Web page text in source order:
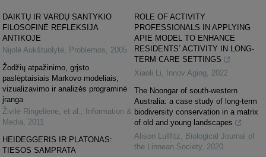
DAIKTŲ IR VARDŲ SANTYKIO
FILOSOFINĖ REFLEKSIJA
ANTIKOJE
Nijolė Aukštuolytė, Problemos, 2005
Žodžių atpažinimo, grįsto
paslėptaisiais Markovo modeliais,
vizualizavimo ir analizės programinė
įranga
Živilė Ringelienė, et al. ,
Information &
Media, 2011
HEIDEGGERIS IR PLATONAS:
TIESOS SAMPRATA
ROLE OF ACTIVITY
PROFESSIONALS IN APPLYING
APIE MODEL TO ENHANCE
RESIDENTS’ ACTIVITY IN LONG-
TERM CARE SETTINGS
Xiaoli Li, Innov Aging, 2022
The Noongar of south-western
Australia: a case study of long-term
biodiversity conservation in a matrix
of old and young landscapes
Alison Lullfitz, Biological Journal of
the Linnean Society, 2020